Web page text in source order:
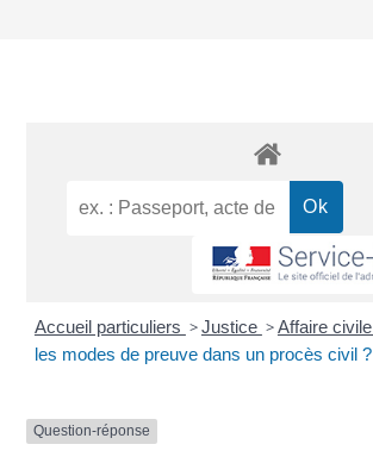
Accueil particuliers >Justice >Affaire civile
les modes de preuve dans un procès civil ?
Question-réponse